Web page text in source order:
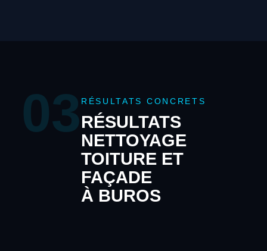
03 RÉSULTATS CONCRETS
RÉSULTATS
NETTOYAGE
TOITURE ET
FAÇADE
À BUROS